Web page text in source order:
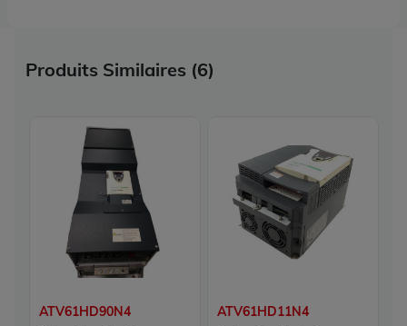
Produits Similaires (6)
ATV61HD90N4
ATV61HD11N4